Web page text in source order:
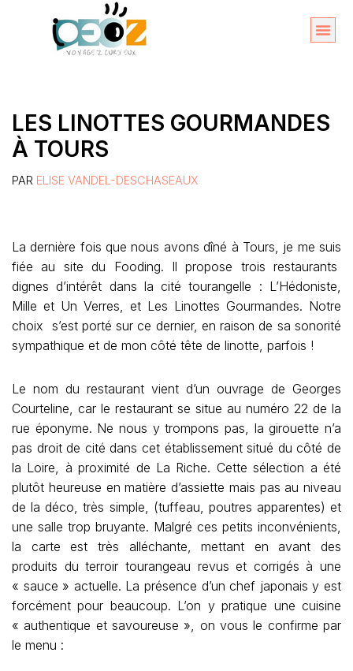
LES LINOTTES GOURMANDES
À TOURS
PAR ELISE VANDEL-DESCHASEAUX
La dernière fois que nous avons dîné à Tours, je me suis
fiée au site du Fooding. Il propose trois restaurants
dignes d’intérêt dans la cité tourangelle : L’Hédoniste,
Mille et Un Verres, et Les Linottes Gourmandes. Notre
choix s’est porté sur ce dernier, en raison de sa sonorité
sympathique et de mon côté tête de linotte, parfois !
Le nom du restaurant vient d’un ouvrage de Georges
Courteline, car le restaurant se situe au numéro 22 de la
rue éponyme. Ne nous y trompons pas, la girouette n’a
pas droit de cité dans cet établissement situé du côté de
la Loire, à proximité de La Riche. Cette sélection a été
plutôt heureuse en matière d’assiette mais pas au niveau
de la déco, très simple, (tuffeau, poutres apparentes) et
une salle trop bruyante. Malgré ces petits inconvénients,
la carte est très alléchante, mettant en avant des
produits du terroir tourangeau revus et corrigés à une
« sauce » actuelle. La présence d’un chef japonais y est
forcément pour beaucoup. L’on y pratique une cuisine
« authentique et savoureuse », on vous le confirme par
le menu :